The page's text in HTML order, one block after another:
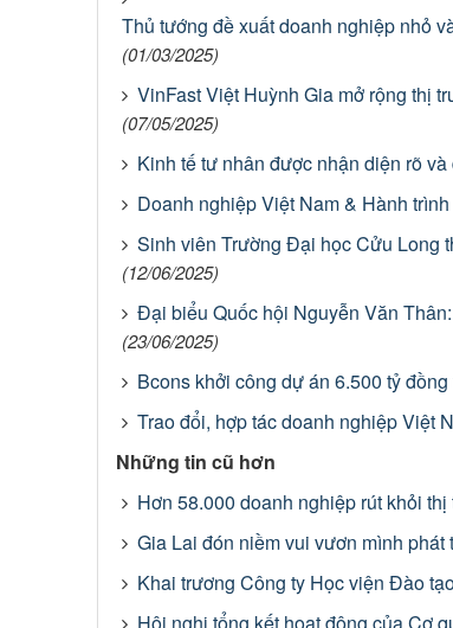
Thủ tướng đề xuất doanh nghiệp nhỏ
(01/03/2025)
VinFast Việt Huỳnh Gia mở rộng thị
(07/05/2025)
Kinh tế tư nhân được nhận diện rõ và
Doanh nghiệp Việt Nam & Hành
Sinh viên Trường Đại học Cửu Long
(12/06/2025)
Đại biểu Quốc hội Nguyễn Văn
(23/06/2025)
Bcons khởi công dự án 6.500 tỷ
Trao đổi, hợp tác doanh nghiệp Việt
Những tin cũ hơn
Hơn 58.000 doanh nghiệp rút khỏi
Gia Lai đón niềm vui vươn mình phát
Khai trương Công ty Học viện Đào